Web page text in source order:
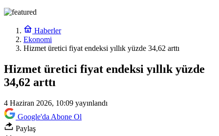
Haberler
Ekonomi
Hizmet üretici fiyat endeksi yıllık yüzde 34,62 arttı
Hizmet üretici fiyat endeksi yıllık yüzde
34,62 arttı
4 Haziran 2026, 10:09 yayınlandı
Google'da Abone Ol
Paylaş